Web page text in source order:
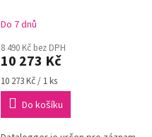
Do 7 dnů
8 490 Kč bez DPH
10 273 Kč
Měrná
cena:
10 273 Kč / 1 ks
Do košíku